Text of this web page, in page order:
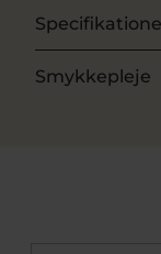
Smykkepleje